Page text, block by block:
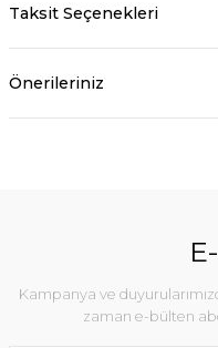
Taksit Seçenekleri
Önerileriniz
Kampanya ve
zaman e-bülten